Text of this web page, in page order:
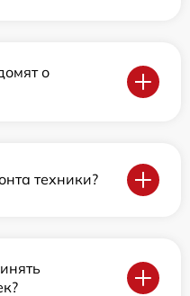
о
техники?